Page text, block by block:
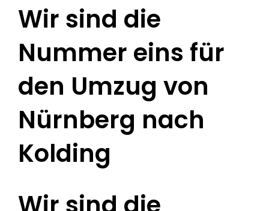
Wir sind die
Nummer eins für
den Umzug von
Nürnberg nach
Kolding